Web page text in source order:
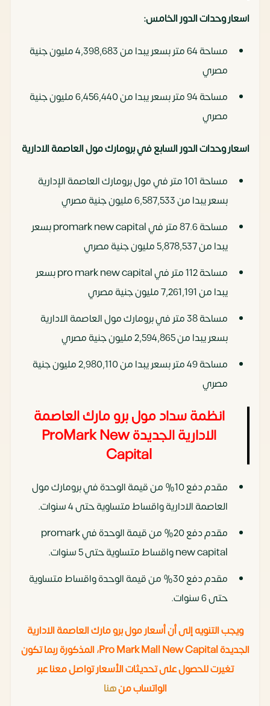
اسعار وحدات الدور الخامس:
مساحة 64 متر بسعر يبدا من 4,398,683 مليون جنية
مصري
مساحة 94 متر بسعر يبدا من 6,456,440 مليون جنية
مصري
اسعار وحدات الدور السابع في برومارك مول العاصمة الادارية
مساحة 101 متر في مول برومارك العاصمة الإدارية
بسعر يبدا من 6,587,533 مليون جنية مصري
مساحة 87.6 متر في promark new capital بسعر
يبدا من 5,878,537 مليون جنية مصري
مساحة 112 متر في pro mark new capital بسعر
يبدا من 7,261,191 مليون جنية مصري
مساحة 38 متر في برومارك مول العاصمة الادارية
بسعر يبدا من 2,594,865 مليون جنية مصري
مساحة 49 متر بسعر يبدا من 2,980,110 مليون جنية
مصري
انظمة سداد مول برو مارك العاصمة
الادارية الجديدة ProMark New
Capital
مقدم دفع 10% من قيمة الوحدة في برومارك مول
العاصمة الادارية واقساط متساوية حتى 4 سنوات.
مقدم دفع 20% من قيمة الوحدة في promark
new capital واقساط متساوية حتى 5 سنوات.
مقدم دفع 30% من قيمة الوحدة واقساط متساوية
حتى 6 سنوات.
ويجب التنويه إلى أن أسعار مول برو مارك العاصمة الادارية
الجديدة Pro Mark Mall New Capital
، المذكورة ربما تكون
تغيرت للحصول على تحديثات الأسعار تواصل معنا عبر
الواتساب منهنا